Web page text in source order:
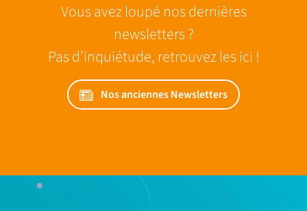
Vous avez loupé nos dernières
newsletters ?
Pas d’inquiétude, retrouvez les ici !
Nos anciennes Newsletters